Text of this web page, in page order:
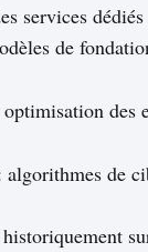
services
de
optimisation des
algorithmes de